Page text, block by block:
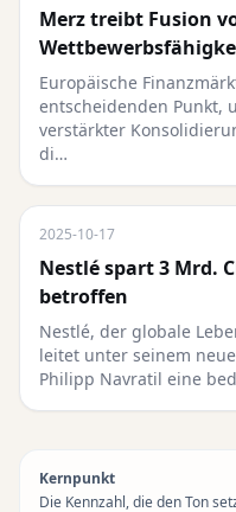
Merz treibt Fusion
Europäische
entscheidenden Punkt,
verstärkter
di…
2025-10-17
Nestlé spart 3 Mrd.
betroffen
Nestlé, der globale
leitet unter seinem
Philipp Navratil eine
Kernpunkt
Die Kennzahl, die den Ton